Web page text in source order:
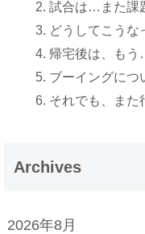
試合は…また課
どうしてこうな
帰宅後は、も
ブーイングにつ
それでも、また
Archives
2026年8月